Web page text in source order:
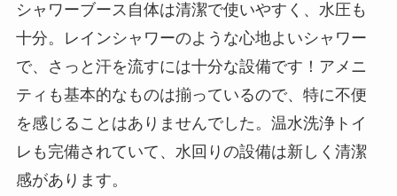
シャワーブース自体は清潔で使いやすく、水圧も
十分。レインシャワーのような心地よいシャワー
で、さっと汗を流すには十分な設備です！アメニ
ティも基本的なものは揃っているので、特に不便
を感じることはありませんでした。温水洗浄トイ
レも完備されていて、水回りの設備は新しく清潔
感があります。